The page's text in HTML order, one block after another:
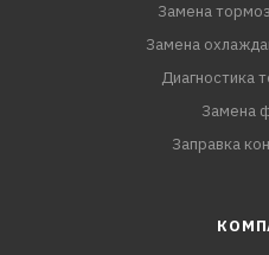
Замена
Замена
Диагностика
Замена
Заправка